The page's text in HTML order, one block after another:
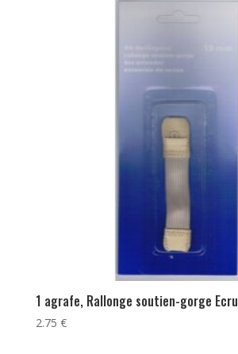
1 agrafe, Rallonge soutien-gorge Ecru
2.75 €